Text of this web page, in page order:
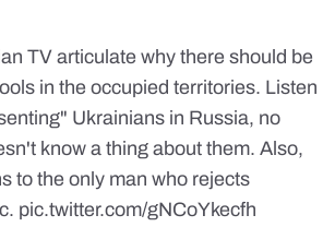
TV articulate why there should be
in the occupied territories. Listen
Ukrainians in Russia, no
know a thing about them. Also,
to the only man who rejects
pic.twitter.com/gNCoYkecfh